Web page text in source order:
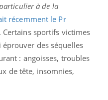
à de la
récemment le Pr
Certains sportifs victimes
des séquelles
: angoisses, troubles
de tête, insomnies,